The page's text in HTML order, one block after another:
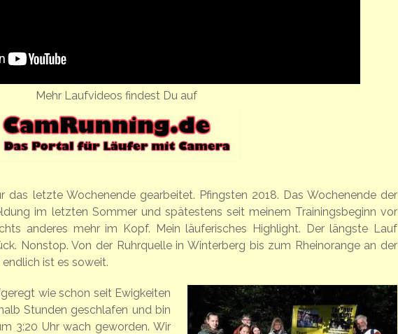
Mehr Laufvideos findest Du auf
das letzte Wochenende gearbeitet. Pfingsten 2018. Das Wochenende der
im letzten Sommer und spätestens seit meinem Trainingsbeginn vor
anderes mehr im Kopf. Mein läuferisches Highlight. Der längste Lauf
Nonstop. Von der Ruhrquelle in Winterberg bis zum Rheinorange an der
ist es soweit.
wie schon seit Ewigkeiten
Stunden geschlafen und bin
3:20 Uhr wach geworden. Wir